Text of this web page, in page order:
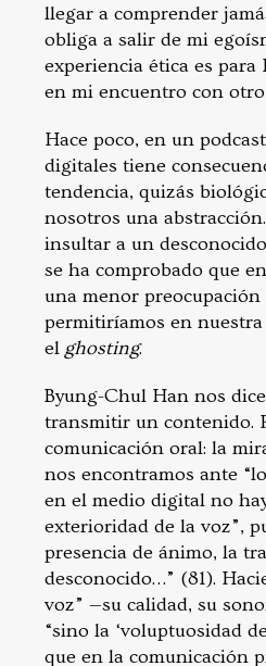
llegar a comprender
obliga a salir de mi
experiencia ética es
en mi encuentro con
Hace poco, en un
digitales tiene
tendencia, quizás
nosotros una
insultar a un
se ha comprobado que
una menor
permitiríamos en
el ghosting.
Byung-Chul Han nos
transmitir un contenido.
comunicación oral: la
nos encontramos ante
en el medio digital no
exterioridad de la voz”,
presencia de ánimo, la
desconocido…” (81).
voz” —su calidad, su
“sino la ‘voluptuosidad
que en la comunicación